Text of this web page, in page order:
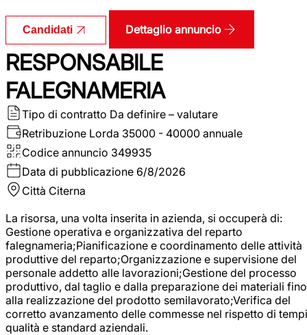
Candidati Dettaglio annuncio
RESPONSABILE
FALEGNAMERIA
Tipo di contratto Da definire – valutare
Retribuzione Lorda 35000 - 40000 annuale
Codice annuncio 349935
Data di pubblicazione 6/8/2026
Città Citerna
La risorsa, una volta inserita in azienda, si occuperà di:
Gestione operativa e organizzativa del reparto
falegnameria;Pianificazione e coordinamento delle attività
produttive del reparto;Organizzazione e supervisione del
personale addetto alle lavorazioni;Gestione del processo
produttivo, dal taglio e dalla preparazione dei materiali fino
alla realizzazione del prodotto semilavorato;Verifica del
corretto avanzamento delle commesse nel rispetto di
qualità e standard aziendali.